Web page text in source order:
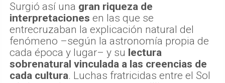
Surgió así una gran riqueza de
interpretaciones en las que se
entrecruzaban la explicación natural del
fenómeno –según la astronomía propia de
cada época y lugar– y su lectura
sobrenatural vinculada a las creencias de
cada cultura. Luchas fratricidas entre el Sol